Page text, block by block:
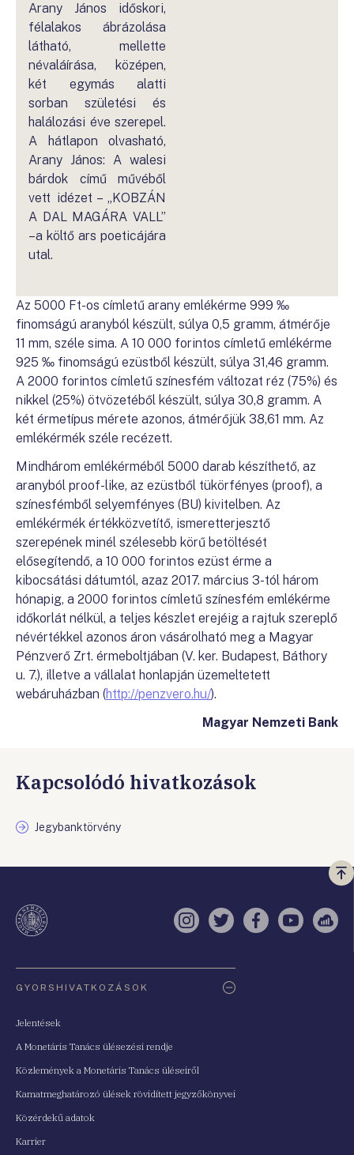
Arany János időskori,
félalakos ábrázolása
látható, mellette
névaláírása, középen,
két egymás alatti
sorban születési és
halálozási éve szerepel.
A hátlapon olvasható,
Arany János: A walesi
bárdok című művéből
vett idézet – „KOBZÁN
A DAL MAGÁRA VALL”
–a költő ars poeticájára
utal.
Az 5000 Ft-os címletű arany emlékérme 999 ‰
finomságú aranyból készült, súlya 0,5 gramm, átmérője
11 mm, széle sima. A 10 000 forintos címletű emlékérme
925 ‰ finomságú ezüstből készült, súlya 31,46 gramm.
A 2000 forintos címletű színesfém változat réz (75%) és
nikkel (25%) ötvözetéből készült, súlya 30,8 gramm. A
két érmetípus mérete azonos, átmérőjük 38,61 mm. Az
emlékérmék széle recézett.
Mindhárom emlékérméből 5000 darab készíthető, az
aranyból proof-like, az ezüstből tükörfényes (proof), a
színesfémből selyemfényes (BU) kivitelben. Az
emlékérmék értékközvetítő, ismeretterjesztő
szerepének minél szélesebb körű betöltését
elősegítendő, a 10 000 forintos ezüst érme a
kibocsátási dátumtól, azaz 2017. március 3-tól három
hónapig, a 2000 forintos címletű színesfém emlékérme
időkorlát nélkül, a teljes készlet erejéig a rajtuk szereplő
névértékkel azonos áron vásárolható meg a Magyar
Pénzverő Zrt. érmeboltjában (V. ker. Budapest, Báthory
u. 7.), illetve a vállalat honlapján üzemeltetett
webáruházban (http://penzvero.hu/).
Magyar Nemzeti Bank
Kapcsolódó hivatkozások
Jegybanktörvény
a
Instagram
TwitterFacebook
YouTube
GYORSHIVATKOZÁSOK
Jelentések
A Monetáris Tanács ülésezési rendje
Közlemények a Monetáris Tanács üléseiről
Kamatmeghatározó ülések rövidített jegyzőkönyvei
Közérdekű adatok
Karrier